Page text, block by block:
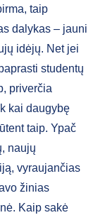
taip
dalykas – jauni
idėjų. Net jei
studentų
priverčia
kai daugybę
taip. Ypač
naujų
vyraujančias
žinias
Kaip sakė